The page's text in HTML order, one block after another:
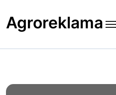
content
Agroreklama